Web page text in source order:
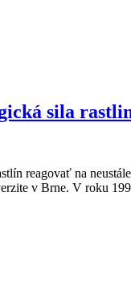
sila
reagovať na
v Brne. V roku